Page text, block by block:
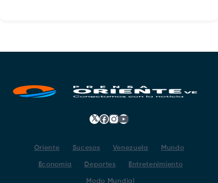
𝕏 Facebook
Instagram
YouTube
Oriente Sucesos Venezuela Mundo
Economía Deportes Entretenimiento
Modo Mundial